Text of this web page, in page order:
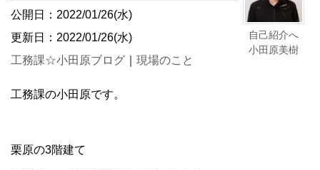
自己紹介へ
小田原美樹
公開日：2022/01/26(水)
更新日：2022/01/26(水)
工務課☆小田原ブログ
現場のこと
工務課の小田原です。
栗原の3階建て